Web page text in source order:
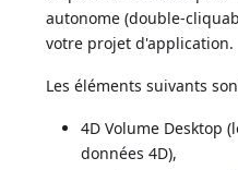
autonome (double-
votre projet d'application.
Les éléments suivants
4D Volume Desktop
données 4D),